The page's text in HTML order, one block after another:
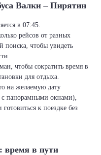
Валки – Пирятин
в 07:45.
рейсов от разных
поиска, чтобы увидеть
чтобы сократить время в
для отдыха.
на желаемую дату
с панорамными окнами),
к поездке без
время в пути